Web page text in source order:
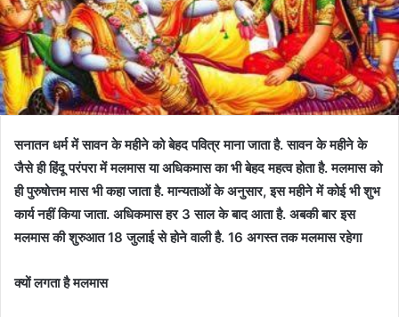
सनातन धर्म में सावन के महीने को बेहद पवित्र माना जाता है. सावन के महीने के
जैसे ही हिंदू परंपरा में मलमास या अधिकमास का भी बेहद महत्व होता है. मलमास को
ही पुरुषोत्तम मास भी कहा जाता है. मान्यताओं के अनुसार, इस महीने में कोई भी शुभ
कार्य नहीं किया जाता. अधिकमास हर 3 साल के बाद आता है. अबकी बार इस
मलमास की शुरुआत 18 जुलाई से होने वाली है. 16 अगस्त तक मलमास रहेगा
क्यों लगता है मलमास